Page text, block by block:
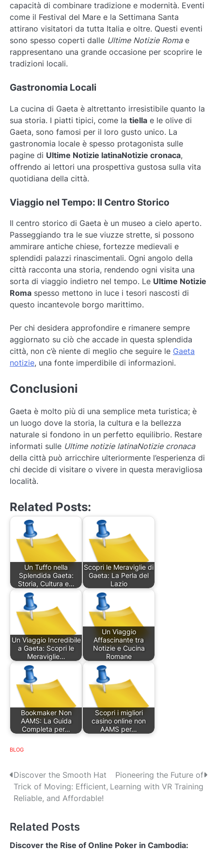
capacità di combinare tradizione e modernità. Eventi
come il Festival del Mare e la Settimana Santa
attirano visitatori da tutta Italia e oltre. Questi eventi
sono spesso coperti dalle Ultime Notizie Romae
rappresentano una grande occasione per scoprire le
tradizioni locali.
Gastronomia Locali
La cucina di Gaeta è altrettanto irresistibile quanto la
sua storia. I piatti tipici, come la tiella e le olive di
Gaeta, sono famosi per il loro gusto unico. La
gastronomia locale è spesso protagonista sulle
pagine di Ultime Notizie latinaNotizie cronaca,
offrendo ai lettori una prospettiva gustosa sulla vita
quotidiana della città.
Viaggio nel Tempo: Il Centro Storico
Il centro storico di Gaeta è un museo a cielo aperto.
Passeggiando tra le sue viuzze strette, si possono
ammirare antiche chiese, fortezze medievali e
splendidi palazzi rinascimentali. Ogni angolo della
città racconta una storia, rendendo ogni visita una
sorta di viaggio indietro nel tempo. Le Ultime Notizie
Roma spesso mettono in luce i tesori nascosti di
questo incantevole borgo marittimo.
Per chi desidera approfondire e rimanere sempre
aggiornato su ciò che accade in questa splendida
città, non c’è niente di meglio che seguire le Gaeta
notizie, una fonte imperdibile di informazioni.
Conclusioni
Gaeta è molto più di una semplice meta turistica; è
un luogo dove la storia, la cultura e la bellezza
naturale si fondono in un perfetto equilibrio. Restare
informati sulle Ultime notizie latinaNotizie cronaca
della città può arricchire ulteriormente l’esperienza di
chi decide di visitare o vivere in questa meravigliosa
località.
Related Posts:
Un Tuffo nella
Splendida Gaeta:
Storia, Cultura e…
Scopri le Meraviglie di
Gaeta: La Perla del
Lazio
Un Viaggio Incredibile
a Gaeta: Scopri le
Meraviglie…
Un Viaggio
Affascinante tra
Notizie e Cucina
Romane
Bookmaker Non
AAMS: La Guida
Completa per…
Scopri i migliori
casino online non
AAMS per…
BLOG
P
o
t
n
Discover the Smooth Hat
Trick of Moving: Efficient,
Reliable, and Affordable!
Pioneering the Future of
Learning with VR Training
Related Posts
Discover the Rise of Online Poker in Cambodia: